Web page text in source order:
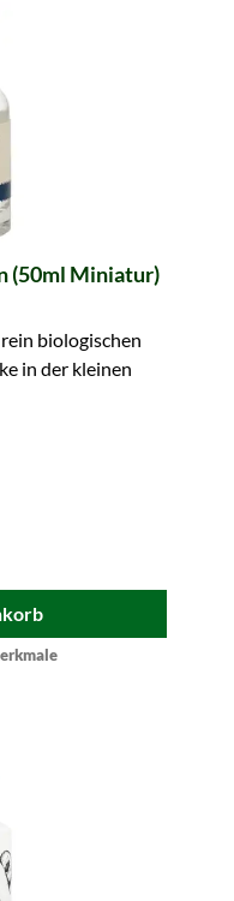
(50ml Miniatur)
biologischen
in der kleinen